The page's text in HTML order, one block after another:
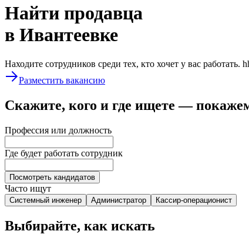
Найти продавца
в Ивантеевке
Находите сотрудников среди тех, кто хочет у вас работать.
Разместить вакансию
Скажите, кого и где ищете —
Профессия или должность
Где будет работать сотрудник
Посмотреть кандидатов
Часто ищут
Системный инженер Администратор Кассир-операционист
Выбирайте, как искать